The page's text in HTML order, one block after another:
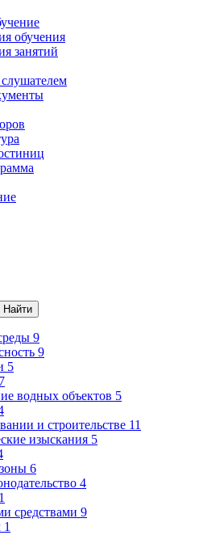
обучения
занятий
Найти
9
9
5
7
водных объектов 5
и строительстве 11
изыскания 5
6
4
1
средствами 9
1